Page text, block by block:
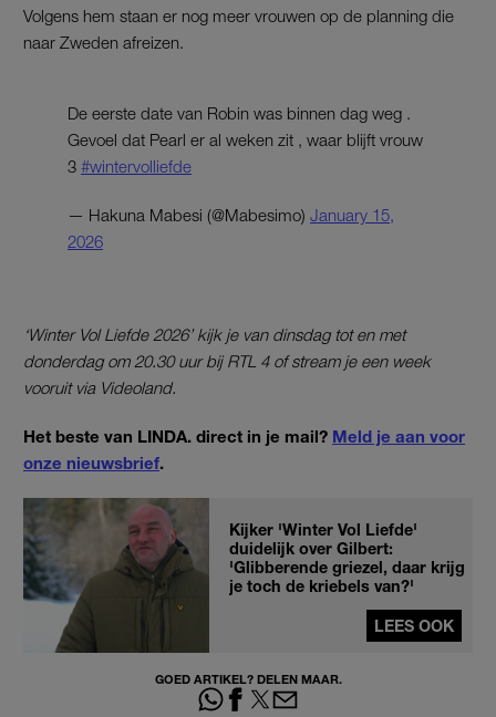
Volgens hem staan er nog meer vrouwen op de planning die
naar Zweden afreizen.
De eerste date van Robin was binnen dag weg .
Gevoel dat Pearl er al weken zit , waar blijft vrouw
3 #wintervolliefde
— Hakuna Mabesi (@Mabesimo) January 15,
2026
‘Winter Vol Liefde 2026’ kijk je van dinsdag tot en met
donderdag om 20.30 uur bij RTL 4 of stream je een week
vooruit via Videoland.
Het beste van LINDA. direct in je mail? Meld je aan voor
onze nieuwsbrief.
Kijker 'Winter Vol Liefde'
duidelijk over Gilbert:
'Glibberende griezel, daar krijg
je toch de kriebels van?'
LEES OOK
GOED ARTIKEL? DELEN MAAR.